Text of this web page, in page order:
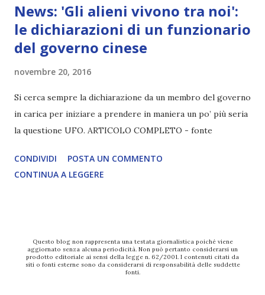
News: 'Gli alieni vivono tra noi':
le dichiarazioni di un funzionario
del governo cinese
novembre 20, 2016
Si cerca sempre la dichiarazione da un membro del governo
in carica per iniziare a prendere in maniera un po’ più seria
la questione UFO. ARTICOLO COMPLETO - fonte
CONDIVIDI
POSTA UN COMMENTO
CONTINUA A LEGGERE
Questo blog non rappresenta una testata giornalistica poiché viene
aggiornato senza alcuna periodicità. Non può pertanto considerarsi un
prodotto editoriale ai sensi della legge n. 62/2001. I contenuti citati da
siti o fonti esterne sono da considerarsi di responsabilità delle suddette
fonti.